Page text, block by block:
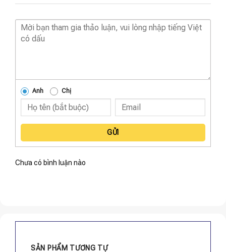
Anh Chị
GỬI
Chưa có bình luận nào
SẢN PHẨM TƯƠNG TỰ